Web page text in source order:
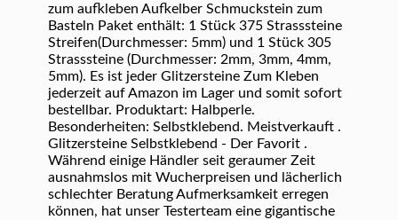
zum aufkleben Aufkelber Schmuckstein zum
Basteln Paket enthält: 1 Stück 375 Strasssteine
Streifen(Durchmesser: 5mm) und 1 Stück 305
Strasssteine (Durchmesser: 2mm, 3mm, 4mm,
5mm). Es ist jeder Glitzersteine Zum Kleben
jederzeit auf Amazon im Lager und somit sofort
bestellbar. Produktart: Halbperle.
Besonderheiten: Selbstklebend. Meistverkauft .
Glitzersteine Selbstklebend - Der Favorit .
Während einige Händler seit geraumer Zeit
ausnahmslos mit Wucherpreisen und lächerlich
schlechter Beratung Aufmerksamkeit erregen
können, hat unser Testerteam eine gigantische